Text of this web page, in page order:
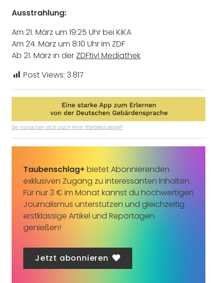
Ausstrahlung:
Am 21. März um 19:25 Uhr bei KiKA
Am 24. März um 8:10 Uhr im ZDF
Ab 21. März in der ZDFtivi Mediathek
Post Views: 3.817
Sie wünschen sich auch eine Werbeanzeige?
Taubenschlag+ bietet Abonnierenden
exklusiven Zugang zu interessanten Inhalten.
Für nur 3 € im Monat kannst du hochwertigen
Journalismus unterstützen und gleichzeitig
erstklassige Artikel und Reportagen
genießen!
Jetzt abonnieren